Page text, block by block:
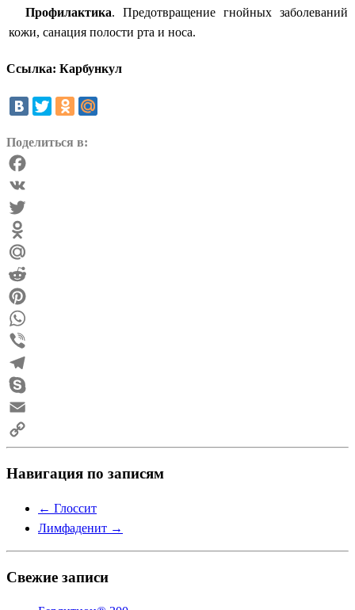
Профилактика. Предотвращение гнойных заболеваний
кожи, санация полости рта и носа.
Ссылка: Карбункул
Поделиться в:
Facebook
VK
Twitter
Odnoklassniki
Mail.Ru
Reddit
Pinterest
WhatsApp
Viber
Telegram
Skype
Email
Copy
Link
Навигация по записям
← Глоссит
Лимфаденит →
Свежие записи